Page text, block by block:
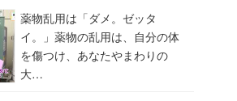
薬物乱用は「ダメ。ゼッタ
イ。」薬物の乱用は、自分の体
を傷つけ、あなたやまわりの
大…